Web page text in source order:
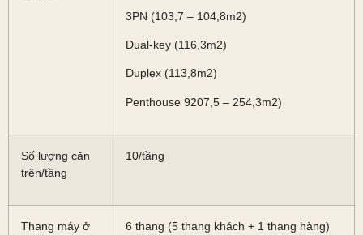
3PN (103,7 – 104,8m2)
Dual-key (116,3m2)
Duplex (113,8m2)
Penthouse 9207,5 – 254,3m2)
Số lượng căn
trên/tầng
10/tầng
Thang máy ở
6 thang (5 thang khách + 1 thang hàng)